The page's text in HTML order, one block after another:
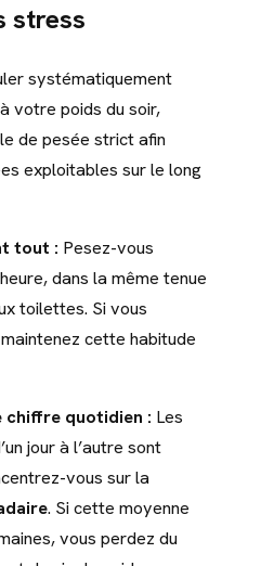
stress
systématiquement
votre poids du soir,
de pesée strict afin
exploitables sur le long
tout : Pesez-vous
dans la même tenue
toilettes. Si vous
cette habitude
chiffre quotidien : Les
jour à l’autre sont
vous sur la
. Si cette moyenne
vous perdez du